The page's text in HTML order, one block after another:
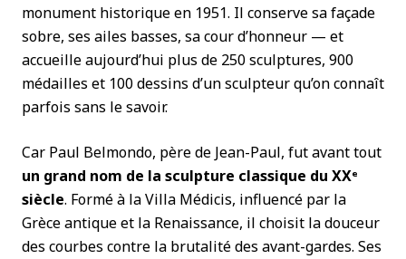
monument historique en 1951. Il conserve sa façade
sobre, ses ailes basses, sa cour d’honneur — et
accueille aujourd’hui plus de 250 sculptures, 900
médailles et 100 dessins d’un sculpteur qu’on connaît
parfois sans le savoir.
Car Paul Belmondo, père de Jean-Paul, fut avant tout
un grand nom de la sculpture classique du XXᵉ
siècle. Formé à la Villa Médicis, influencé par la
Grèce antique et la Renaissance, il choisit la douceur
des courbes contre la brutalité des avant-gardes. Ses